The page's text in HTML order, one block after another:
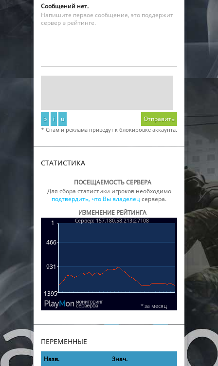
Сообщений нет.
Напишите первое сообщение, это поддержит
сервер в рейтинге.
b i u Отправить
* Спам и реклама приведут к блокировке аккаунта.
СТАТИСТИКА
ПОСЕЩАЕМОСТЬ СЕРВЕРА
Для сбора статистики игроков необходимо
подтвердить, что Вы владелецсервера.
ИЗМЕНЕНИЕ РЕЙТИНГА
ПЕРЕМЕННЫЕ
Назв.
Знач.